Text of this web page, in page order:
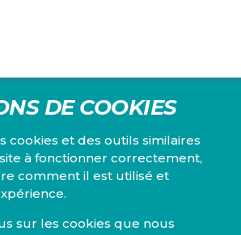
DE COOKIES
cookies et des outils similaires
à fonctionner correctement,
comment il est utilisé et
sur les cookies que nous
PS, l'Institut Emile Vandervelde se
sur toutes les questions d'ordre
financier, administratif, politique,